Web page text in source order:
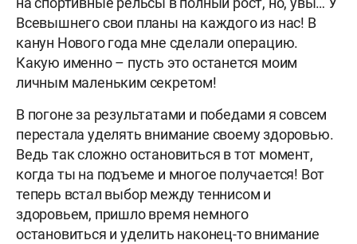
Всевышнего свои планы на каждого из нас! В
канун Нового года мне сделали операцию.
Какую именно – пусть это останется моим
личным маленьким секретом!
В погоне за результатами и победами я совсем
перестала уделять внимание своему здоровью.
Ведь так сложно остановиться в тот момент,
когда ты на подъеме и многое получается! Вот
теперь встал выбор между теннисом и
здоровьем, пришло время немного
остановиться и уделить наконец-то внимание